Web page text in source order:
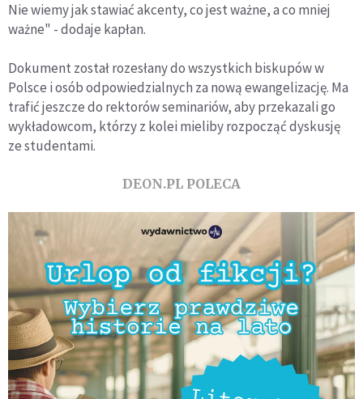
Nie wiemy jak stawiać akcenty, co jest ważne, a co mniej
ważne" - dodaje kapłan.
Dokument został rozesłany do wszystkich biskupów w
Polsce i osób odpowiedzialnych za nową ewangelizację. Ma
trafić jeszcze do rektorów seminariów, aby przekazali go
wykładowcom, którzy z kolei mieliby rozpocząć dyskusję
ze studentami.
DEON.PL POLECA